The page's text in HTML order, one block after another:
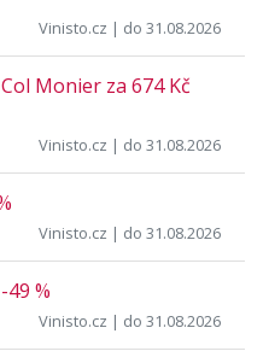
Vinisto.cz | do 31.08.2026
Monier za 674 Kč
Vinisto.cz | do 31.08.2026
Vinisto.cz | do 31.08.2026
49 %
Vinisto.cz | do 31.08.2026